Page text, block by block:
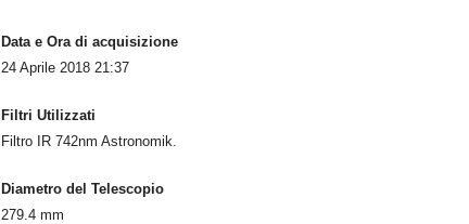
Data e Ora di acquisizione
24 Aprile 2018 21:37
Filtri Utilizzati
Filtro IR 742nm Astronomik.
Diametro del Telescopio
279.4 mm